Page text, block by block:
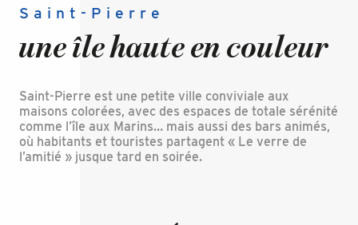
Saint-Pierre
une île haute en couleur
Saint-Pierre est une petite ville conviviale aux
maisons colorées, avec des espaces de totale sérénité
comme l’île aux Marins… mais aussi des bars animés,
où habitants et touristes partagent « Le verre de
l’amitié » jusque tard en soirée.